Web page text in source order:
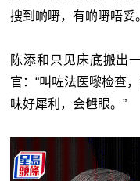
搜到啲嘢，有啲嘢唔妥
陈添和只见床底搬出
官：“叫咗法医嚟检查
味好犀利，会乸眼。”